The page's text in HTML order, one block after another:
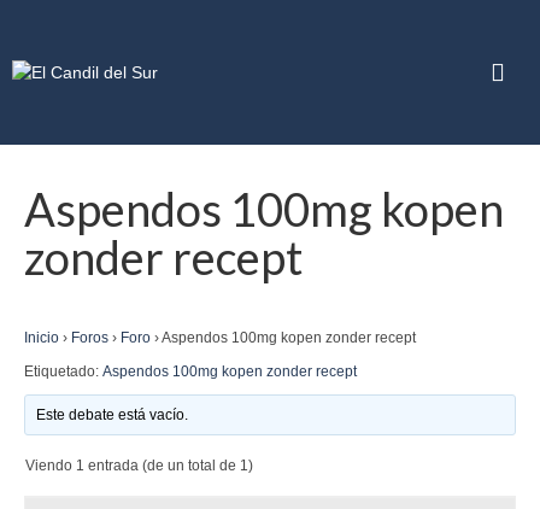
Aspendos 100mg kopen
zonder recept
Inicio › Foros › Foro ›Aspendos 100mg kopen zonder recept
Etiquetado: Aspendos 100mg kopen zonder recept
Este debate está vacío.
Viendo 1 entrada (de un total de 1)